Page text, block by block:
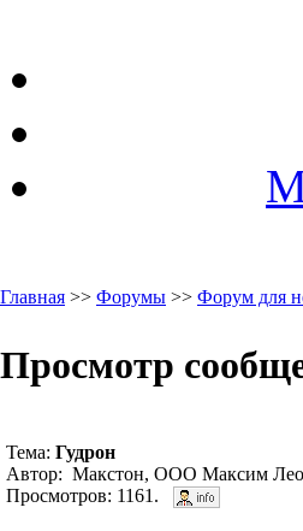
Главная >> Форумы >> Форум для
Просмотр
Тема: Гудрон
Автор: Макстон, ООО Максим
Просмотров: 1161.